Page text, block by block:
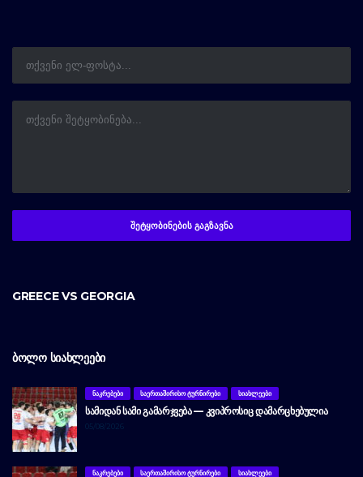
GREECE VS GEORGIA
ᲑᲝᲚᲝ ᲡᲘᲐᲮᲚᲔᲔᲑᲘ
ᲜᲐᲙᲠᲔᲑᲔᲑᲘ ᲡᲐᲔᲠᲗᲐᲨᲘᲠᲘᲡᲝ ᲢᲣᲠᲜᲘᲠᲔᲑᲘ ᲡᲘᲐᲮᲚᲔᲔᲑᲘ
ᲡᲐᲛᲘᲓᲐᲜ ᲡᲐᲛᲘ ᲒᲐᲛᲐᲠᲯᲕᲔᲑᲐ — ᲙᲕᲘᲞᲠᲝᲡᲘᲪ ᲓᲐᲛᲐᲠᲪᲮᲔᲑᲣᲚᲘᲐ
05/08/2026
ᲜᲐᲙᲠᲔᲑᲔᲑᲘ ᲡᲐᲔᲠᲗᲐᲨᲘᲠᲘᲡᲝ ᲢᲣᲠᲜᲘᲠᲔᲑᲘ ᲡᲘᲐᲮᲚᲔᲔᲑᲘ